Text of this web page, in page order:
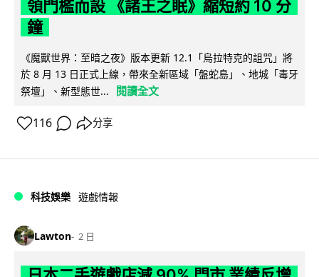
領門檻而設 《諸王之眠》縮短約 10 分
鐘
《魔獸世界：至暗之夜》版本更新 12.1「烏拉特克的詛咒」將
於 8 月 13 日正式上線，帶來全新區域「盤蛇島」、地城「毒牙
祭壇」、新型態世...
閱讀全文
116 分享
科技娛樂 遊戲情報
Lawton 2 日